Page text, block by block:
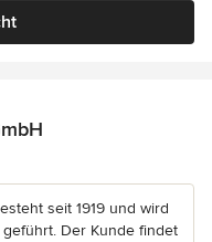
5 Sternen
seit 1919 und wird
Der Kunde findet